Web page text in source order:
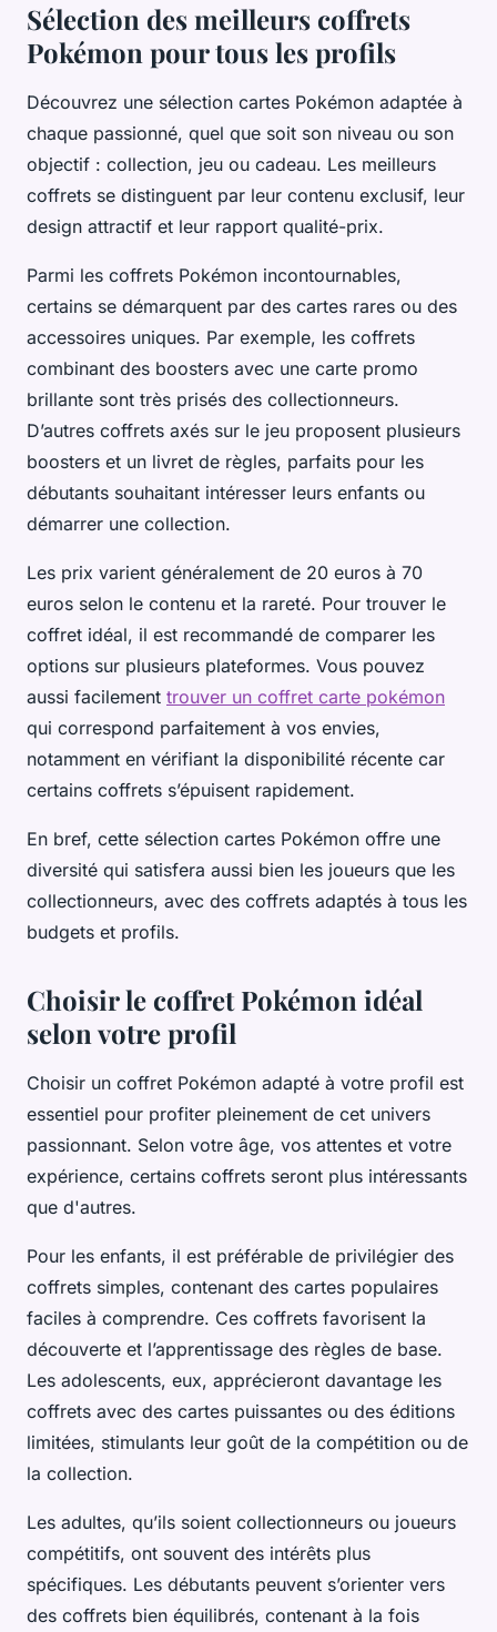
Sélection des meilleurs coffrets
Pokémon pour tous les profils
Découvrez une sélection cartes Pokémon adaptée à
chaque passionné, quel que soit son niveau ou son
objectif : collection, jeu ou cadeau. Les meilleurs
coffrets se distinguent par leur contenu exclusif, leur
design attractif et leur rapport qualité-prix.
Parmi les coffrets Pokémon incontournables,
certains se démarquent par des cartes rares ou des
accessoires uniques. Par exemple, les coffrets
combinant des boosters avec une carte promo
brillante sont très prisés des collectionneurs.
D’autres coffrets axés sur le jeu proposent plusieurs
boosters et un livret de règles, parfaits pour les
débutants souhaitant intéresser leurs enfants ou
démarrer une collection.
Les prix varient généralement de 20 euros à 70
euros selon le contenu et la rareté. Pour trouver le
coffret idéal, il est recommandé de comparer les
options sur plusieurs plateformes. Vous pouvez
aussi facilement trouver un coffret carte pokémon
qui correspond parfaitement à vos envies,
notamment en vérifiant la disponibilité récente car
certains coffrets s’épuisent rapidement.
En bref, cette sélection cartes Pokémon offre une
diversité qui satisfera aussi bien les joueurs que les
collectionneurs, avec des coffrets adaptés à tous les
budgets et profils.
Choisir le coffret Pokémon idéal
selon votre profil
Choisir un coffret Pokémon adapté à votre profil est
essentiel pour profiter pleinement de cet univers
passionnant. Selon votre âge, vos attentes et votre
expérience, certains coffrets seront plus intéressants
que d'autres.
Pour les enfants, il est préférable de privilégier des
coffrets simples, contenant des cartes populaires
faciles à comprendre. Ces coffrets favorisent la
découverte et l’apprentissage des règles de base.
Les adolescents, eux, apprécieront davantage les
coffrets avec des cartes puissantes ou des éditions
limitées, stimulants leur goût de la compétition ou de
la collection.
Les adultes, qu’ils soient collectionneurs ou joueurs
compétitifs, ont souvent des intérêts plus
spécifiques. Les débutants peuvent s’orienter vers
des coffrets bien équilibrés, contenant à la fois